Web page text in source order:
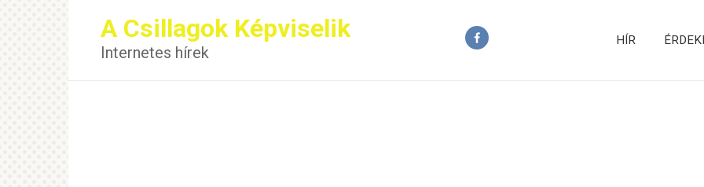
A Csillagok Képviselik
Internetes hírek
HÍR